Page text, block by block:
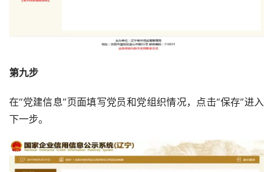
第九步
在“党建信息”页面填写党员和党组织情况，点击“保存”进入
下一步。